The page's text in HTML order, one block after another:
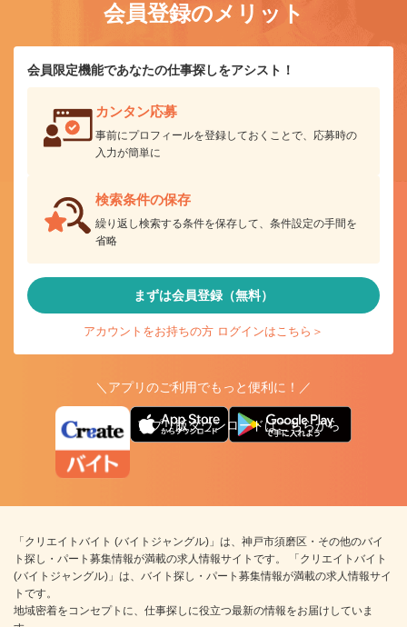
会員登録のメリット
会員限定機能であなたの仕事探しをアシスト！
カンタン応募
事前にプロフィールを登録しておくことで、応募時の
入力が簡単に
検索条件の保存
繰り返し検索する条件を保存して、条件設定の手間を
省略
まずは会員登録（無料）
アカウントをお持ちの方 ログインはこちら＞
＼アプリのご利用でもっと便利に！／
アプリ版ダウンロードはこちらから
「クリエイトバイト (バイトジャングル)」は、神戸市須磨区・その他のバイ
ト探し・パート募集情報が満載の求人情報サイトです。 「クリエイトバイト
(バイトジャングル)」は、バイト探し・パート募集情報が満載の求人情報サイ
トです。
地域密着をコンセプトに、仕事探しに役立つ最新の情報をお届けしていま